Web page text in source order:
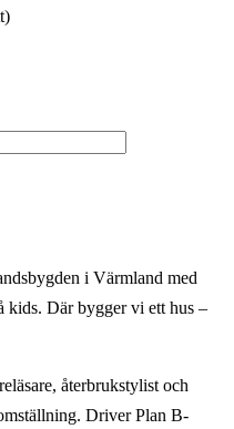
i Värmland med
kids. Där bygger vi ett hus –
återbrukstylist och
Driver Plan B-